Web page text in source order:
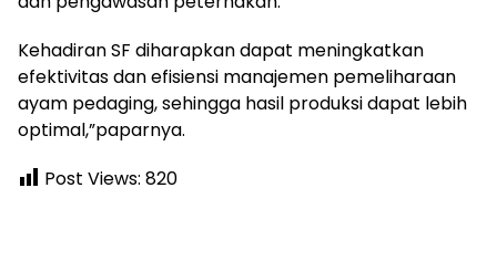
Kehadiran SF diharapkan dapat meningkatkan
efektivitas dan efisiensi manajemen pemeliharaan
ayam pedaging, sehingga hasil produksi dapat lebih
optimal,”paparnya.
Post Views: 820